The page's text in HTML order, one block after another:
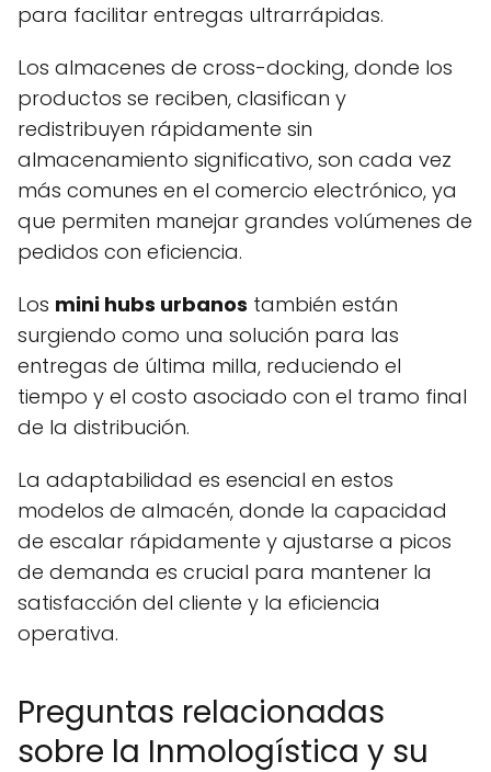
para facilitar entregas ultrarrápidas.
Los almacenes de cross-docking, donde los
productos se reciben, clasifican y
redistribuyen rápidamente sin
almacenamiento significativo, son cada vez
más comunes en el comercio electrónico, ya
que permiten manejar grandes volúmenes de
pedidos con eficiencia.
Los mini hubs urbanos también están
surgiendo como una solución para las
entregas de última milla, reduciendo el
tiempo y el costo asociado con el tramo final
de la distribución.
La adaptabilidad es esencial en estos
modelos de almacén, donde la capacidad
de escalar rápidamente y ajustarse a picos
de demanda es crucial para mantener la
satisfacción del cliente y la eficiencia
operativa.
Preguntas relacionadas
sobre la Inmologística y su